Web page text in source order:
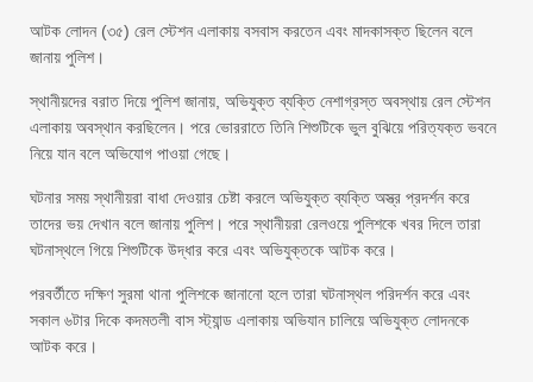
আটক লোদন (৩৫) রেল স্টেশন এলাকায় বসবাস করতেন এবং মাদকাসক্ত ছিলেন বলে
জানায় পুলিশ।
স্থানীয়দের বরাত দিয়ে পুলিশ জানায়, অভিযুক্ত ব্যক্তি নেশাগ্রস্ত অবস্থায় রেল স্টেশন
এলাকায় অবস্থান করছিলেন। পরে ভোররাতে তিনি শিশুটিকে ভুল বুঝিয়ে পরিত্যক্ত ভবনে
নিয়ে যান বলে অভিযোগ পাওয়া গেছে।
ঘটনার সময় স্থানীয়রা বাধা দেওয়ার চেষ্টা করলে অভিযুক্ত ব্যক্তি অস্ত্র প্রদর্শন করে
তাদের ভয় দেখান বলে জানায় পুলিশ। পরে স্থানীয়রা রেলওয়ে পুলিশকে খবর দিলে তারা
ঘটনাস্থলে গিয়ে শিশুটিকে উদ্ধার করে এবং অভিযুক্তকে আটক করে।
পরবর্তীতে দক্ষিণ সুরমা থানা পুলিশকে জানানো হলে তারা ঘটনাস্থল পরিদর্শন করে এবং
সকাল ৬টার দিকে কদমতলী বাস স্ট্যান্ড এলাকায় অভিযান চালিয়ে অভিযুক্ত লোদনকে
আটক করে।